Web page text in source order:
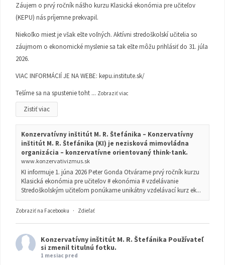
Záujem o prvý ročník nášho kurzu Klasická ekonómia pre učiteľov
(KEPU) nás príjemne prekvapil.
Niekoľko miest je však ešte voľných. Aktívni stredoškolskí učitelia so
záujmom o ekonomické myslenie sa tak ešte môžu prihlásiť do 31. júla
2026.
VIAC INFORMÁCIÍ JE NA WEBE: kepu.institute.sk/
Tešíme sa na spustenie toht ... Zobraziť viac
Zistiť viac
Konzervatívny inštitút M. R. Štefánika – Konzervatívny
inštitút M. R. Štefánika (KI) je nezisková mimovládna
organizácia – konzervatívne orientovaný think-tank.
www.konzervativizmus.sk
KI informuje 1. júna 2026 Peter Gonda Otvárame prvý ročník kurzu
Klasická ekonómia pre učiteľov # ekonómia # vzdelávanie
Stredoškolským učiteľom ponúkame unikátny vzdelávací kurz ek...
Zobraziť na Facebooku · Zdieľať
Konzervatívny inštitút M. R. Štefánika Používateľ
si zmenil titulnú fotku.
1 mesiac pred